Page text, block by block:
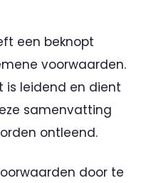
een beknopt
voorwaarden.
is leidend en dient
samenvatting
ontleend.
door te